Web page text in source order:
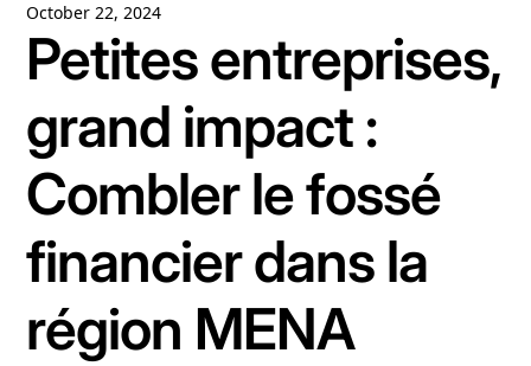
October 22, 2024
Petites entreprises,
grand impact :
Combler le fossé
financier dans la
région MENA